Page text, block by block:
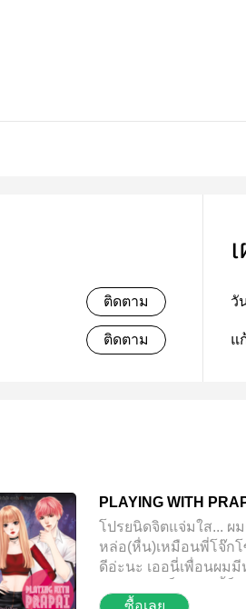
ติดตาม
ติดตาม
วั
แ
PLAYING WITH
โปรยนิดจิตแจ่มใส... ผ
หล่อ(หื่น)เหมือนพี่โจ๊ก
ดีอ่ะนะ เออนี่เพื่อนผม
ซื้อเลย